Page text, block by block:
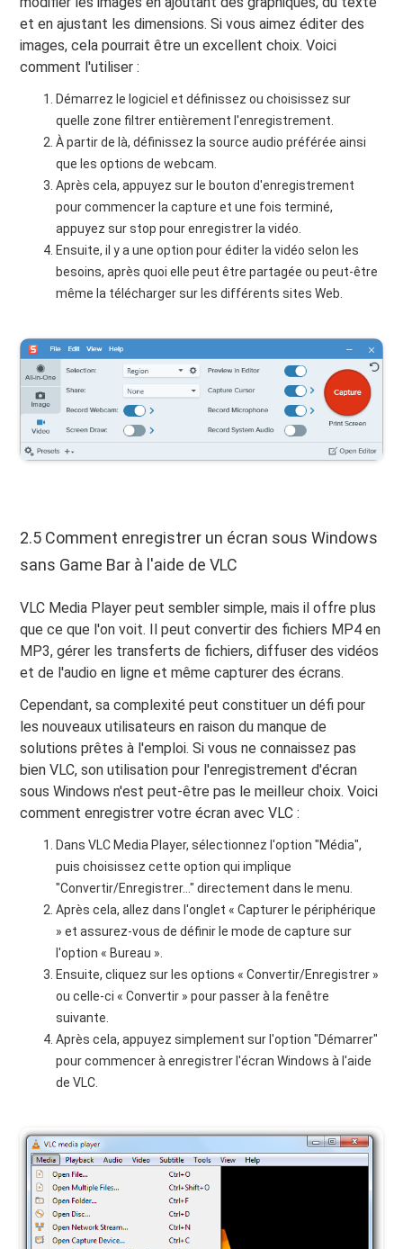
et en ajustant les dimensions. Si vous aimez éditer des
images, cela pourrait être un excellent choix. Voici
comment l'utiliser :
Démarrez le logiciel et définissez ou choisissez sur
quelle zone filtrer entièrement l'enregistrement.
À partir de là, définissez la source audio préférée ainsi
que les options de webcam.
Après cela, appuyez sur le bouton d'enregistrement
pour commencer la capture et une fois terminé,
appuyez sur stop pour enregistrer la vidéo.
Ensuite, il y a une option pour éditer la vidéo selon les
besoins, après quoi elle peut être partagée ou peut-être
même la télécharger sur les différents sites Web.
2.5 Comment enregistrer un écran sous Windows
sans Game Bar à l'aide de VLC
VLC Media Player peut sembler simple, mais il offre plus
que ce que l'on voit. Il peut convertir des fichiers MP4 en
MP3, gérer les transferts de fichiers, diffuser des vidéos
et de l'audio en ligne et même capturer des écrans.
Cependant, sa complexité peut constituer un défi pour
les nouveaux utilisateurs en raison du manque de
solutions prêtes à l'emploi. Si vous ne connaissez pas
bien VLC, son utilisation pour l'enregistrement d'écran
sous Windows n'est peut-être pas le meilleur choix. Voici
comment enregistrer votre écran avec VLC :
Dans VLC Media Player, sélectionnez l'option "Média",
puis choisissez cette option qui implique
"Convertir/Enregistrer..." directement dans le menu.
Après cela, allez dans l'onglet « Capturer le périphérique
» et assurez-vous de définir le mode de capture sur
l'option « Bureau ».
Ensuite, cliquez sur les options « Convertir/Enregistrer »
ou celle-ci « Convertir » pour passer à la fenêtre
suivante.
Après cela, appuyez simplement sur l'option "Démarrer"
pour commencer à enregistrer l'écran Windows à l'aide
de VLC.